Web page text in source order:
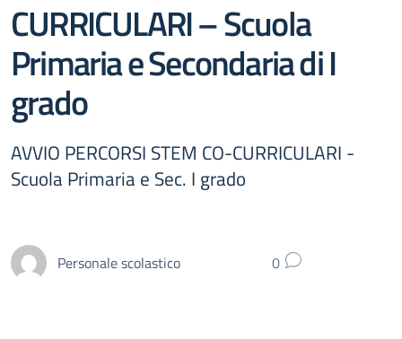
CURRICULARI – Scuola
Primaria e Secondaria di I
grado
AVVIO PERCORSI STEM CO-CURRICULARI -
Scuola Primaria e Sec. I grado
Personale scolastico 0